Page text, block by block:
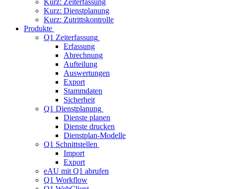
Kurz: Zeiterfassung
Kurz: Dienstplanung
Kurz: Zutrittskontrolle
Produkte
Q1 Zeiterfassung
Erfassung
Abrechnung
Aufteilung
Auswertungen
Export
Stammdaten
Sicherheit
Q1 Dienstplanung
Dienste planen
Dienste drucken
Dienstplan-Modelle
Q1 Schnittstellen
Import
Export
eAU mit Q1 abrufen
Q1 Workflow